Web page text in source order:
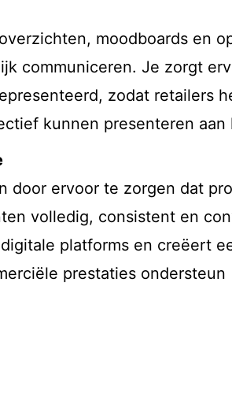
moodboards en
communiceren. Je zorgt
zodat retailers
kunnen presenteren aan
ervoor te zorgen dat
volledig, consistent en
platforms en creëert
prestaties ondersteun